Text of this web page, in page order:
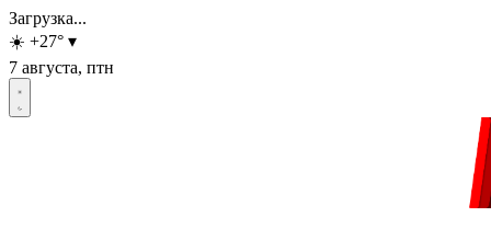
Загрузка...
☀️ +27° ▾
7 августа, птн